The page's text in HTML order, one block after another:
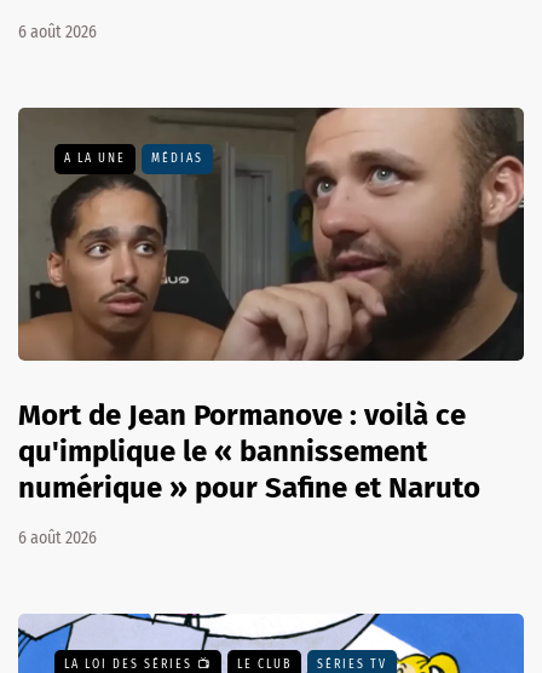
6 août 2026
A LA UNE MÉDIAS
Mort de Jean Pormanove : voilà ce
qu'implique le « bannissement
numérique » pour Safine et Naruto
6 août 2026
LA LOI DES SÉRIES 📺 LE CLUB SÉRIES TV